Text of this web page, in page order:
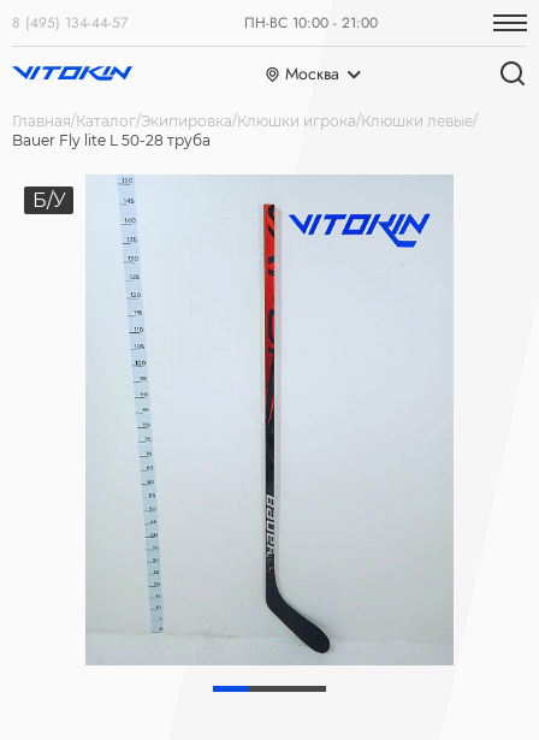
8 (495) 134-44-57 ПН-ВС 10:00 - 21:00
Москва
Главная Каталог Экипировка Клюшки игрока Клюшки левые
Bauer Fly lite L 50-28 труба
Б/У